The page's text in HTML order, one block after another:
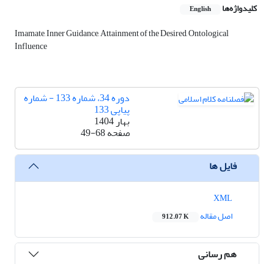
کلیدواژه‌ها English
Imamate, Inner Guidance, Attainment of the Desired, Ontological
Influence
دوره 34، شماره 133 - شماره
پیاپی 133
بهار 1404
صفحه49-68
فایل ها
اصل مقاله
912.07 K
هم رسانی